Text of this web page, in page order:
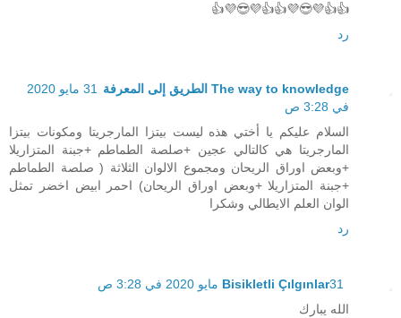
👍👍💜😎💜👍👍💜😎💜👍
رد
The way to knowledge الطريق إلى المعرفة
31 مايو 2020
في 3:28 ص
السلام عليكم يا أختي هذه ليست بيتزا المارجريتا ومكونات بيتزا
المارجريتا هي كالتالي عجين +صلصة الطماطم +جبنة المتزاريلا
+وبعض اوراق الريحان ومجموع الالوان الثلاثة ( صلصة الطماطم
+جبنة المتزاريلا +وبعض اوراق الريحان) احمر ابيض اخضر تمثل
الوان العلم الايطالي وشكرا
رد
Bisikletli Çılgınlar31 مايو 2020 في 3:28 ص
الله يبارك